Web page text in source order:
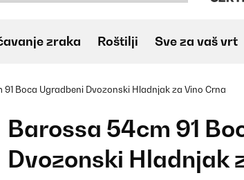
zraka Roštilji Sve za vaš vrt
91 Boca Ugradbeni Dvozonski Hladnjak za Vino Crna
Barossa 54cm 91
Dvozonski Hladnjak